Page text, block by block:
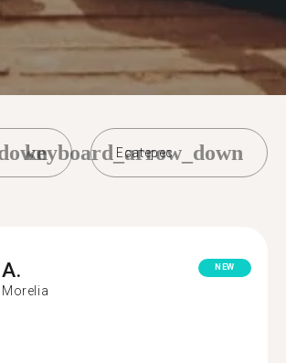
Ecatepec
keyboard_arrow_down
A.
Morelia
NEW